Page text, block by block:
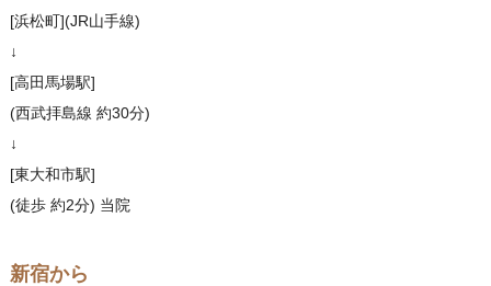
[浜松町](JR山手線)
↓
[高田馬場駅]
(西武拝島線 約30分)
↓
[東大和市駅]
(徒歩 約2分) 当院
新宿から